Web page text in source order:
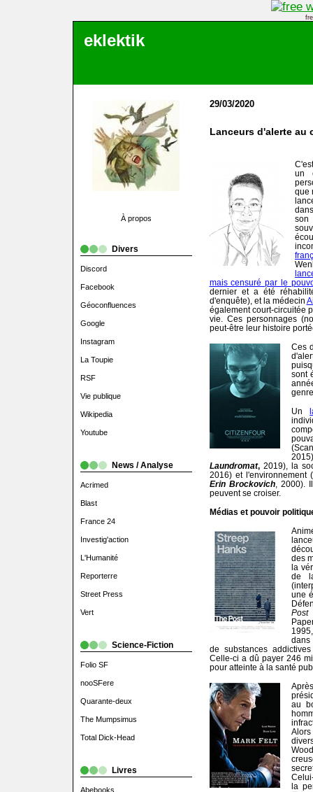
eklektik
À propos
Divers
Discord
Facebook
Géoconfluences
Google
Instagram
La Toupie
RSF
Vie publique
Wikipedia
Youtube
News / Analyse
Acrimed
Blast
France 24
Investig'action
L'Humanité
Reporterre
Street Press
Vert
Science-Fiction
Folio SF
nooSFere
Quarante-deux
The Mumpsimus
Total Dick-Head
Livres
Abebooks
29/03/2020
Lanceurs d'alerte au
un
que
son
mais censuré par le
dernier et a été
d'enquête), et la médecin
également court-circuitée
vie. Ces personnages
peut-être leur histoire
Ces
sont
Un
Laundromat,2019), la
2016) et l'environnement
Erin Brockovich, 2000).
peuvent se croiser.
Médias et pouvoir
des
la
de
une
Post
de substances
Celle-ci a dû payer 246
pour atteinte à la santé
au
Alors
la